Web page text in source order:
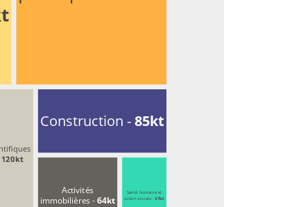
120kt
Construction - 85kt
Activités
immobilières - 64kt
Santé humaine et
action sociale - 37kt